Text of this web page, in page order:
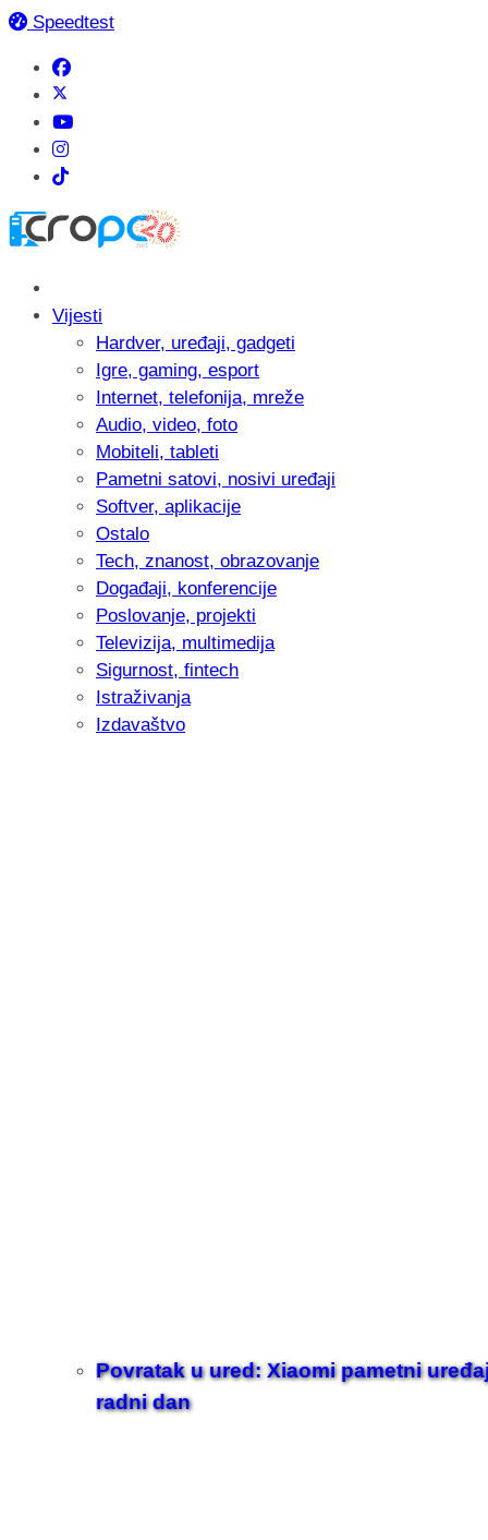
Speedtest
Vijesti
Hardver, uređaji, gadgeti
Igre, gaming, esport
Internet, telefonija, mreže
Audio, video, foto
Mobiteli, tableti
Pametni satovi, nosivi uređaji
Softver, aplikacije
Ostalo
Tech, znanost, obrazovanje
Događaji, konferencije
Poslovanje, projekti
Televizija, multimedija
Sigurnost, fintech
Istraživanja
Izdavaštvo
Povratak u ured: Xiaomi pametni
radni dan